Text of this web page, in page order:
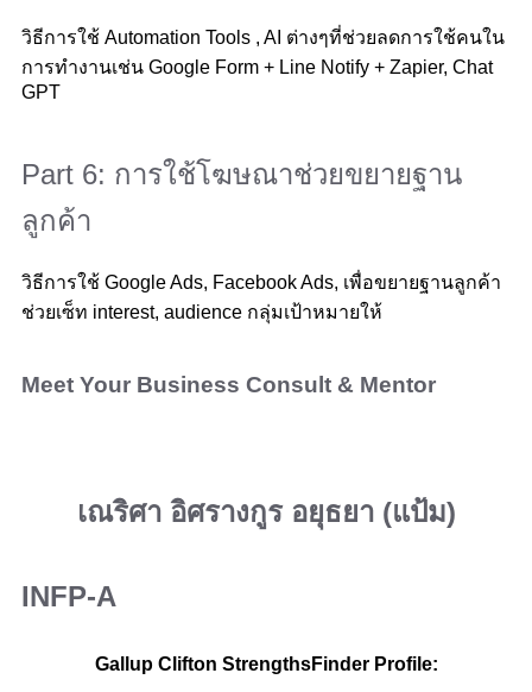
วิธีการใช้ Automation Tools , AI ต่างๆที่ช่วยลดการใช้คนใน
การทำงานเช่น Google Form + Line Notify + Zapier, Chat
GPT
Part 6: การใช้โฆษณาช่วยขยายฐาน
ลูกค้า
วิธีการใช้ Google Ads, Facebook Ads, เพื่อขยายฐานลูกค้า
ช่วยเซ็ท interest, audience กลุ่มเป้าหมายให้
Meet Your Business Consult & Mentor
เณริศา อิศรางกูร อยุธยา (แป้ม)
INFP-A
Gallup Clifton StrengthsFinder Profile: